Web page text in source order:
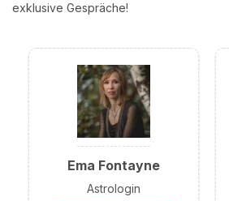
exklusive Gespräche!
Ema Fontayne
Astrologin